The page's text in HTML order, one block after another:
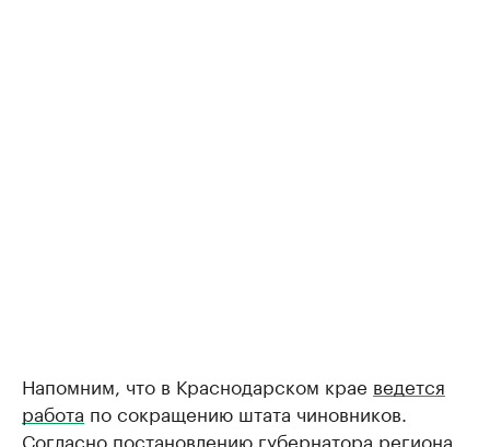
Напомним, что в Краснодарском крае ведется
работа по сокращению штата чиновников.
Согласно постановлению губернатора региона